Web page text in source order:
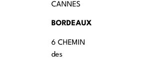
CANNES
BORDEAUX
6 CHEMIN
des